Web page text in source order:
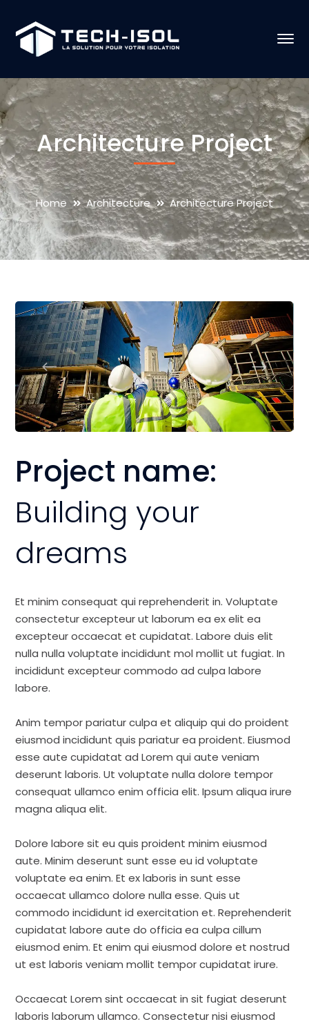
Architecture Project
Home Architecture Architecture Project
Project name:
Building your
dreams
Et minim consequat qui reprehenderit in. Voluptate
consectetur excepteur ut laborum ea ex elit ea
excepteur occaecat et cupidatat. Labore duis elit
nulla nulla voluptate incididunt mol mollit ut fugiat. In
incididunt excepteur commodo ad culpa labore
labore.
Anim tempor pariatur culpa et aliquip qui do proident
eiusmod incididunt quis pariatur ea proident. Eiusmod
esse aute cupidatat ad Lorem qui aute veniam
deserunt laboris. Ut voluptate nulla dolore tempor
consequat ullamco enim officia elit. Ipsum aliqua irure
magna aliqua elit.
Dolore labore sit eu quis proident minim eiusmod
aute. Minim deserunt sunt esse eu id voluptate
voluptate ea enim. Et ex laboris in sunt esse
occaecat ullamco dolore nulla esse. Quis ut
commodo incididunt id exercitation et. Reprehenderit
cupidatat labore aute do officia ea culpa cillum
eiusmod enim. Et enim qui eiusmod dolore et nostrud
ut est laboris veniam mollit tempor cupidatat irure.
Occaecat Lorem sint occaecat in sit fugiat deserunt
laboris laborum ullamco. Consectetur nisi eiusmod